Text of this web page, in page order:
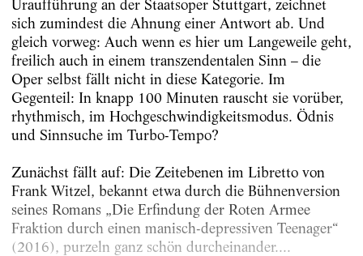
Uraufführung an der Staatsoper Stuttgart, zeichnet
sich zumindest die Ahnung einer Antwort ab. Und
gleich vorweg: Auch wenn es hier um Langeweile geht,
freilich auch in einem transzendentalen Sinn – die
Oper selbst fällt nicht in diese Kategorie. Im
Gegenteil: In knapp 100 Minuten rauscht sie vorüber,
rhythmisch, im Hochgeschwindigkeitsmodus. Ödnis
und Sinnsuche im Turbo-Tempo?
Zunächst fällt auf: Die Zeitebenen im Libretto von
Frank Witzel, bekannt etwa durch die Bühnenversion
seines Romans „Die Erfindung der Roten Armee
Fraktion durch einen manisch-depressiven Teenager“
(2016), purzeln ganz schön durcheinander....